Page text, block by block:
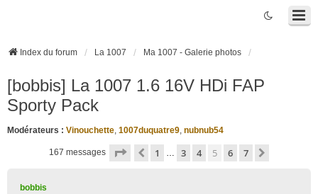
Index du forum La 1007 Ma 1007 - Galerie photos
[bobbis] La 1007 1.6 16V HDi FAP
Sporty Pack
Modérateurs : Vinouchette, 1007duquatre9, nubnub54
167 messages Page sur
Précédente
1 … 3 4 5 6 7
bobbis